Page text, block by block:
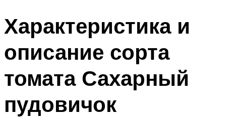
Характеристика и
описание сорта
томата Сахарный
пудовичок